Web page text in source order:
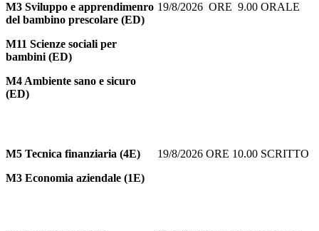
M3 Sviluppo e apprendimenro
del bambino prescolare (ED)
M11 Scienze sociali per
bambini (ED)
M4 Ambiente sano e sicuro
(ED)
19/8/2026 ORE 9.00 ORALE
M5 Tecnica finanziaria (4E)
M3 Economia aziendale (1E)
19/8/2026 ORE 10.00 SCRITTO